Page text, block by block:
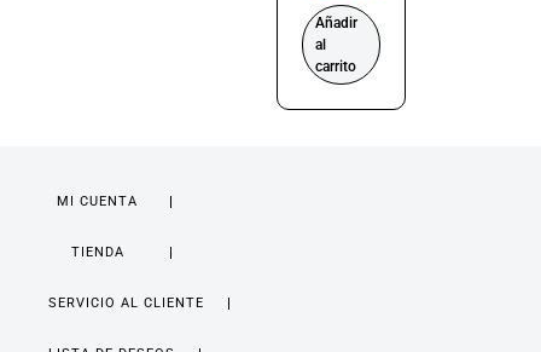
Añadir
al
carrito
MI CUENTA
TIENDA
SERVICIO AL CLIENTE